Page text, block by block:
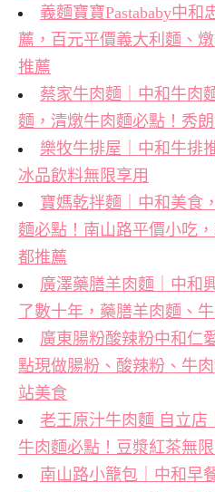
義麵寶寶Pastababy中
薦，百元平價義大利麵、
推薦
蔡家牛肉麵｜中和牛肉
麵，清燉牛肉麵必點！秀
樂牧牛排屋｜中和牛排
冰品飲料無限享用
寶媽乾拌麵｜中和美食
麵必點！南山路平價小吃
都推薦
廣澤藥膳羊肉麵｜中和
了數十年，藥膳羊肉麵、
廣東腸粉酸辣粉中和仁
點現做腸粉、酸辣粉、牛
站美食
老王原汁牛肉麵 自立
牛肉麵必點！豆漿紅茶無
南山路小籠包｜中和早